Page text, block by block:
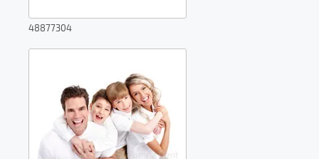
48877304